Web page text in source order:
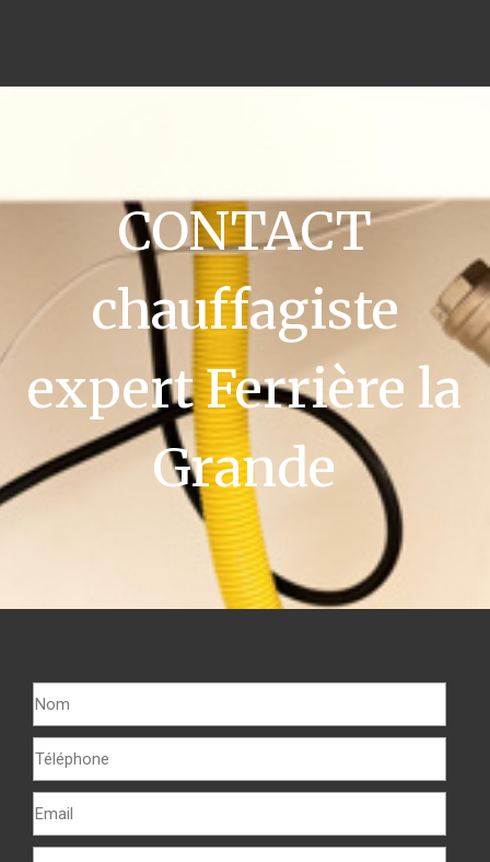
CONTACT
chauffagiste
expert Ferrière la
Grande